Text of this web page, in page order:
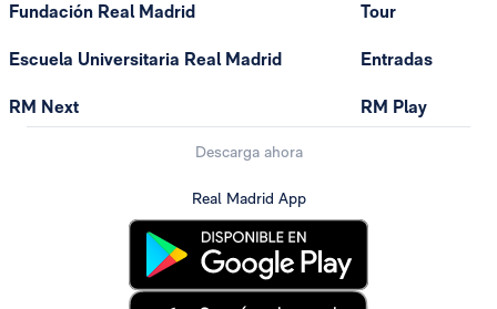
Fundación Real Madrid
Escuela Universitaria Real Madrid
RM Next
Tour
Entradas
RM Play
Descarga ahora
Real Madrid App